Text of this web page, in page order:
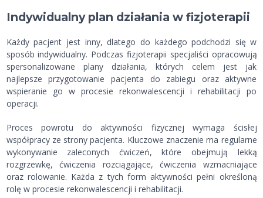
Indywidualny plan działania w fizjoterapii
Każdy pacjent jest inny, dlatego do każdego podchodzi się w
sposób indywidualny. Podczas fizjoterapii specjaliści opracowują
spersonalizowane plany działania, których celem jest jak
najlepsze przygotowanie pacjenta do zabiegu oraz aktywne
wspieranie go w procesie rekonwalescencji i rehabilitacji po
operacji.
Proces powrotu do aktywności fizycznej wymaga ścisłej
współpracy ze strony pacjenta. Kluczowe znaczenie ma regularne
wykonywanie zaleconych ćwiczeń, które obejmują lekką
rozgrzewkę, ćwiczenia rozciągające, ćwiczenia wzmacniające
oraz rolowanie. Każda z tych form aktywności pełni określoną
rolę w procesie rekonwalescencji i rehabilitacji.